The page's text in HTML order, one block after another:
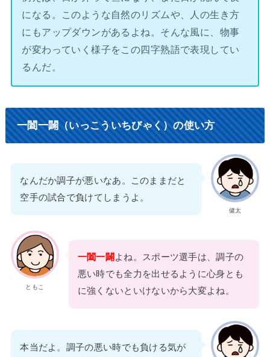
になる。このような自然のリズムや、人の生き方
にもアップダウンがあるよね。そんな風に、物事
が変わっていく様子をこの四字熟語で表現してい
るんだ。
一闔一闢（いっこういちびゃく）の使い方
健太
なんだか調子が悪いなあ。このままだと
空手の試合で負けてしまうよ。
ともこ
一闔一闢 よね。スポーツ選手は、調子の
悪い時でも全力を出せるように心身とも
に強くないといけないから大変よね。
本当だよ。調子の悪い時でも負ける気が